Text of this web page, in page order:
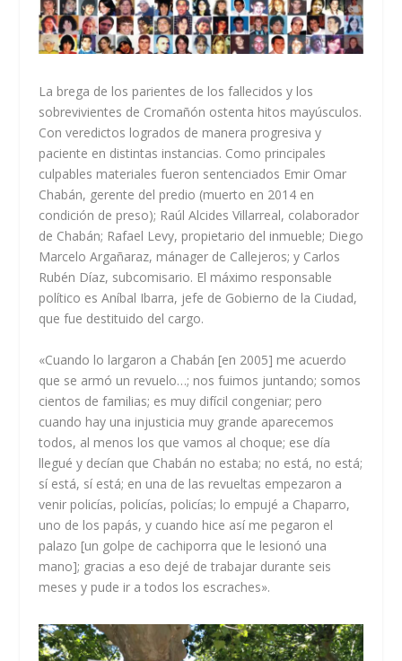
La brega de los parientes de los fallecidos y los
sobrevivientes de Cromañón ostenta hitos mayúsculos.
Con veredictos logrados de manera progresiva y
paciente en distintas instancias. Como principales
culpables materiales fueron sentenciados Emir Omar
Chabán, gerente del predio (muerto en 2014 en
condición de preso); Raúl Alcides Villarreal, colaborador
de Chabán; Rafael Levy, propietario del inmueble; Diego
Marcelo Argañaraz, mánager de Callejeros; y Carlos
Rubén Díaz, subcomisario. El máximo responsable
político es Aníbal Ibarra, jefe de Gobierno de la Ciudad,
que fue destituido del cargo.
«Cuando lo largaron a Chabán [en 2005] me acuerdo
que se armó un revuelo…; nos fuimos juntando; somos
cientos de familias; es muy difícil congeniar; pero
cuando hay una injusticia muy grande aparecemos
todos, al menos los que vamos al choque; ese día
llegué y decían que Chabán no estaba; no está, no está;
sí está, sí está; en una de las revueltas empezaron a
venir policías, policías, policías; lo empujé a Chaparro,
uno de los papás, y cuando hice así me pegaron el
palazo [un golpe de cachiporra que le lesionó una
mano]; gracias a eso dejé de trabajar durante seis
meses y pude ir a todos los escraches».